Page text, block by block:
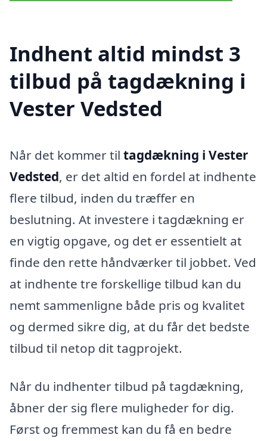
Indhent altid mindst 3
tilbud på tagdækning i
Vester Vedsted
Når det kommer til tagdækning i Vester
Vedsted, er det altid en fordel at indhente
flere tilbud, inden du træffer en
beslutning. At investere i tagdækning er
en vigtig opgave, og det er essentielt at
finde den rette håndværker til jobbet. Ved
at indhente tre forskellige tilbud kan du
nemt sammenligne både pris og kvalitet
og dermed sikre dig, at du får det bedste
tilbud til netop dit tagprojekt.
Når du indhenter tilbud på tagdækning,
åbner der sig flere muligheder for dig.
Først og fremmest kan du få en bedre